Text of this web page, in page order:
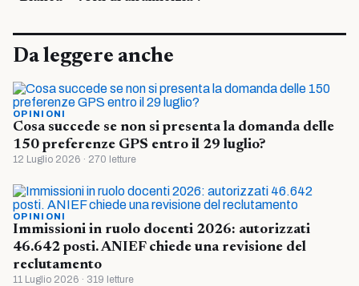
Da leggere anche
OPINIONI
Cosa succede se non si presenta la domanda delle
150 preferenze GPS entro il 29 luglio?
12 Luglio 2026 · 270 letture
OPINIONI
Immissioni in ruolo docenti 2026: autorizzati
46.642 posti. ANIEF chiede una revisione del
reclutamento
11 Luglio 2026 · 319 letture